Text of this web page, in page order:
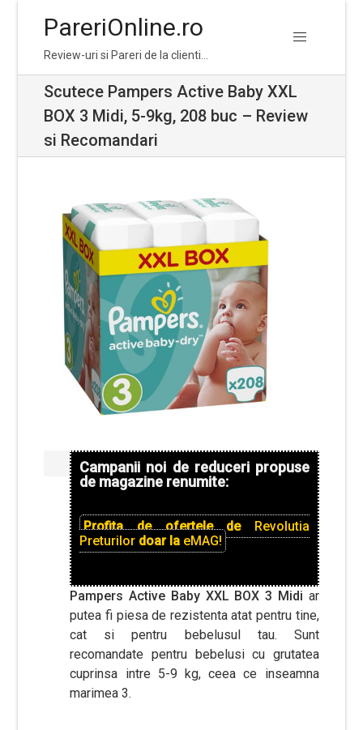
navigation
content
PareriOnline.ro
Review-uri si Pareri de la clienti…
Scutece Pampers Active Baby XXL
BOX 3 Midi, 5-9kg, 208 buc – Review
si Recomandari
Campanii noi de reduceri propuse
de magazine renumite:
Profita de ofertele de Revolutia
Preturilor doar la eMAG!
Pampers Active Baby XXL BOX 3 Midi ar
putea fi piesa de rezistenta atat pentru tine,
cat si pentru bebelusul tau. Sunt
recomandate pentru bebelusi cu grutatea
cuprinsa intre 5-9 kg, ceea ce inseamna
marimea 3.